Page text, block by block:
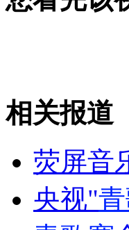
山西运城恶犬咬伤
女孩北京地铁殴打
相关报道
荧屏音
央视"